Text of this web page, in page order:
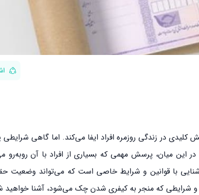
کلیدی در زندگی روزمره افراد ایفا می‌کند. اما گاهی
میان، پرسش مهمی که بسیاری از افراد با آن روبه‌رو
با قوانین و شرایط خاصی است که می‌تواند وضعیت
و شرایطی که منجر به کیفری شدن چک می‌شود، آشنا